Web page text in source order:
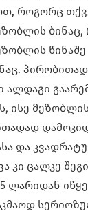
როგორც
ბინაც,
წინაშე
ალდაგი
ისე
და
კი ცალკე
ლარიდან